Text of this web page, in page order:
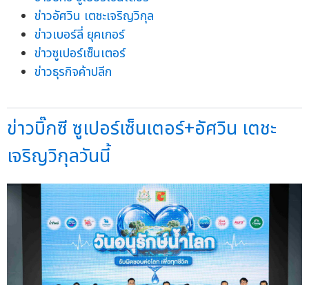
ข่าวอัศวิน เตชะเจริญวิกุล
ข่าวเบอร์ลี่ ยุคเกอร์
ข่าวซูเปอร์เซ็นเตอร์
ข่าวธุรกิจค้าปลีก
ข่าวบิ๊กซี ซูเปอร์เซ็นเตอร์+อัศวิน เตชะ
เจริญวิกุลวันนี้